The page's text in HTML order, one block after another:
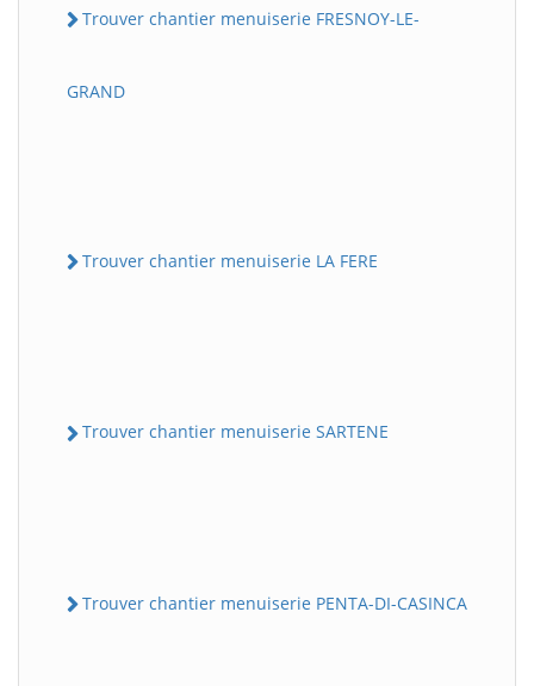
Trouver chantier menuiserie FRESNOY-LE-
GRAND
Trouver chantier menuiserie LA FERE
Trouver chantier menuiserie SARTENE
Trouver chantier menuiserie PENTA-DI-CASINCA